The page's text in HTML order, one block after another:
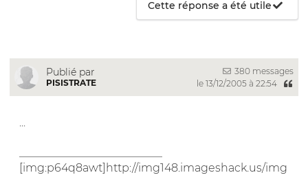
Cette réponse a été utile
Publié par
PISISTRATE
380 messages
le 13/12/2005 à 22:54
[img:p64q8awt]http://img148.imageshack.us/img